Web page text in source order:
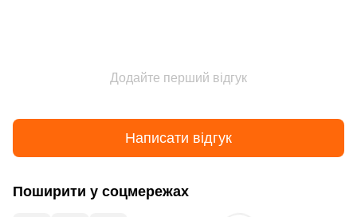
Додайте перший відгук
Написати відгук
Поширити у соцмережах